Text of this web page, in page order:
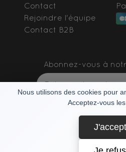
Nous utilisons des cookies pour
Acceptez-vous
Contact
Rejoindre l'équipe
Contact B2B
Abonnez-vous à